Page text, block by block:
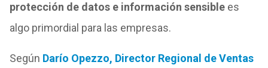
protección de datos e información sensible es
algo primordial para las empresas.
Según Darío Opezzo, Director Regional de Ventas